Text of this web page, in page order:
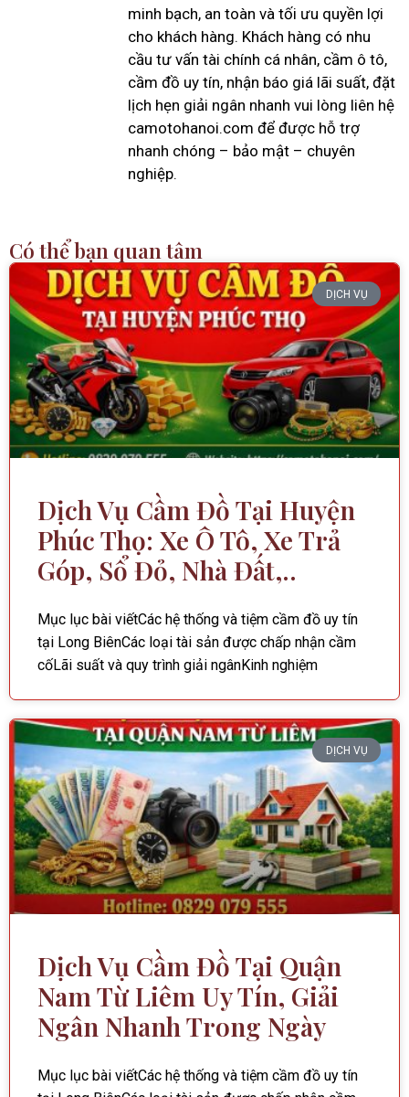
minh bạch, an toàn và tối ưu quyền lợi
cho khách hàng. Khách hàng có nhu
cầu tư vấn tài chính cá nhân, cầm ô tô,
cầm đồ uy tín, nhận báo giá lãi suất, đặt
lịch hẹn giải ngân nhanh vui lòng liên hệ
camotohanoi.com để được hỗ trợ
nhanh chóng – bảo mật – chuyên
nghiệp.
Có thể bạn quan tâm
DỊCH VỤ
Dịch Vụ Cầm Đồ Tại Huyện
Phúc Thọ: Xe Ô Tô, Xe Trả
Góp, Sổ Đỏ, Nhà Đất,..
Mục lục bài viếtCác hệ thống và tiệm cầm đồ uy tín
tại Long BiênCác loại tài sản được chấp nhận cầm
cốLãi suất và quy trình giải ngânKinh nghiệm
DỊCH VỤ
Dịch Vụ Cầm Đồ Tại Quận
Nam Từ Liêm Uy Tín, Giải
Ngân Nhanh Trong Ngày
Mục lục bài viếtCác hệ thống và tiệm cầm đồ uy tín